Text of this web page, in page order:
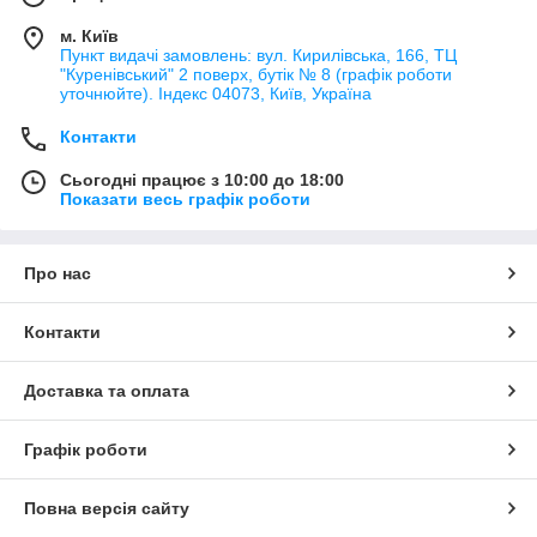
м. Київ
Пункт видачі замовлень: вул. Кирилівська, 166, ТЦ
"Куренівський" 2 поверх, бутік № 8 (графік роботи
уточнюйте). Індекс 04073, Київ, Україна
Контакти
Сьогодні працює з 10:00 до 18:00
Показати весь графік роботи
Про нас
Контакти
Доставка та оплата
Графік роботи
Повна версія сайту